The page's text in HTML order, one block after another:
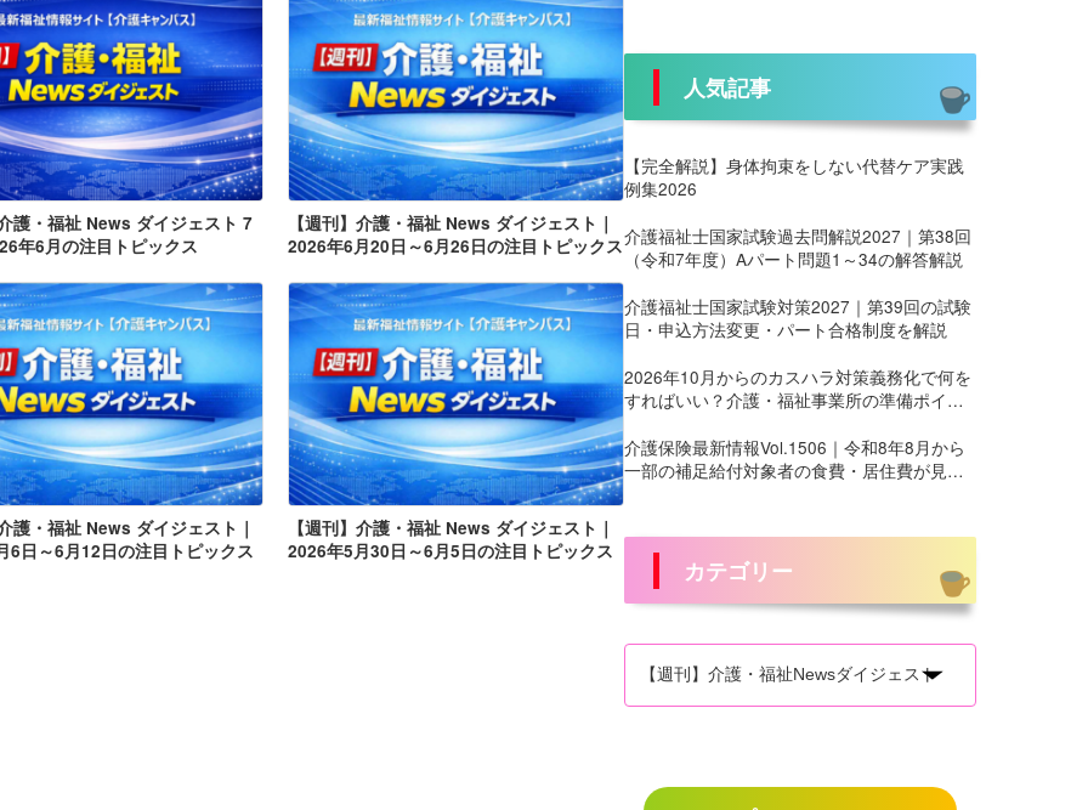
護・福祉 News ダイジェスト 7
年6月の注目トピックス
【週刊】介護・福祉 News ダイジェスト｜
2026年6月20日～6月26日の注目トピックス
護・福祉 News ダイジェスト｜
6日～6月12日の注目トピックス
【週刊】介護・福祉 News ダイジェスト｜
2026年5月30日～6月5日の注目トピックス
人気記事
【完全解説】身体拘束をしない代替ケア実践
例集2026
介護福祉士国家試験過去問解説2027｜第38回
（令和7年度）Aパート問題1～34の解答解説
介護福祉士国家試験対策2027｜第39回の試験
日・申込方法変更・パート合格制度を解説
2026年10月からのカスハラ対策義務化で何を
すればいい？介護・福祉事業所の準備ポイン
介護保険最新情報Vol.1506｜令和8年8月から
一部の補足給付対象者の食費・居住費が見直
カテゴリー